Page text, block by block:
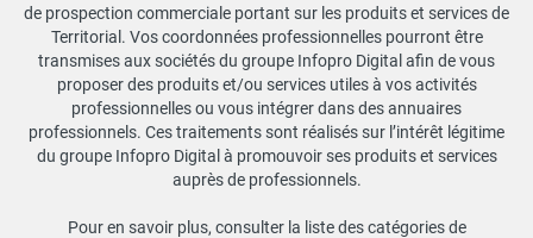
de prospection commerciale portant sur les produits et services de
Territorial. Vos coordonnées professionnelles pourront être
transmises aux sociétés du groupe Infopro Digital afin de vous
proposer des produits et/ou services utiles à vos activités
professionnelles ou vous intégrer dans des annuaires
professionnels. Ces traitements sont réalisés sur l’intérêt légitime
du groupe Infopro Digital à promouvoir ses produits et services
auprès de professionnels.
Pour en savoir plus, consulter la liste des catégories de